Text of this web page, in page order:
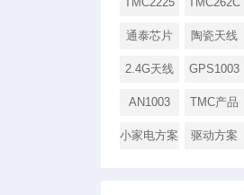
通泰芯片 陶瓷天线
2.4G天线 GPS1003
AN1003 TMC产品
小家电方案 驱动方案